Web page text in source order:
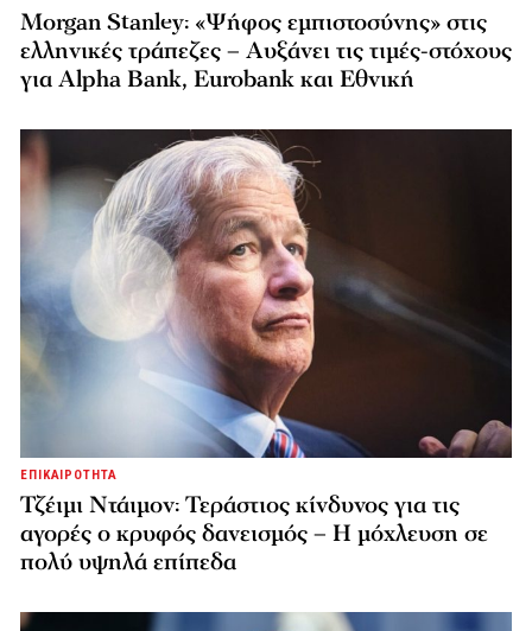
Morgan Stanley: «Ψήφος εμπιστοσύνης» στις
ελληνικές τράπεζες – Αυξάνει τις τιμές-στόχους
για Alpha Bank, Eurobank και Εθνική
ΕΠΙΚΑΙΡΟΤΗΤΑ
Τζέιμι Ντάιμον: Τεράστιος κίνδυνος για τις
αγορές ο κρυφός δανεισμός – Η μόχλευση σε
πολύ υψηλά επίπεδα